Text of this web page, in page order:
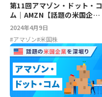
第11回アマゾン・ドット・コ
ム｜AMZN【話題の米国企業
を深堀り】
2024年4月9日
#アマゾン#米国株